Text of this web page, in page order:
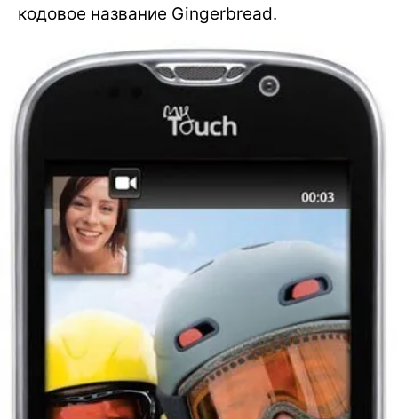
кодовое название Gingerbread.